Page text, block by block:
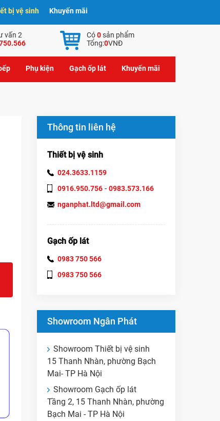
bị vệ sinh Khuyến mãi
vấn 2
Có0sản phẩm
Tổng:0VNĐ
Phụ kiện Gạch ốp lát Khuyến mãi
Thông tin liên hệ
Thiết bị vệ sinh
024.3633.1159
0916.950.756 - 0983.573.166
nganphat.ltd@gmail.com
Gạch ốp lát
0983 750 566
0983 750 566
Showroom Ngân Phát
Showroom Thiết bị vệ sinh
15 Thanh Nhàn, phường Bạch
Mai- TP Hà Nội
Showroom Gạch ốp lát
Tầng 2, 15 Thanh Nhàn, phường
Bạch Mai - TP Hà Nội